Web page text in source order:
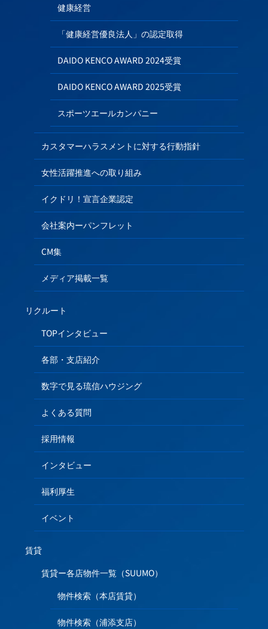
健康経営
「健康経営優良法人」の認定取得
DAIDO KENCO AWARD 2024受賞
DAIDO KENCO AWARD 2025受賞
スポーツエールカンパニー
カスタマーハラスメントに対する行動指針
女性活躍推進への取り組み
イクドリ！宣言企業認定
会社案内ーパンフレット
CM集
メディア掲載一覧
リクルート
TOPインタビュー
各部・支店紹介
数字で見る琉信ハウジング
よくある質問
採用情報
インタビュー
福利厚生
イベント
賃貸
賃貸ー各店物件一覧（SUUMO）
物件検索（本店賃貸）
物件検索（浦添支店）